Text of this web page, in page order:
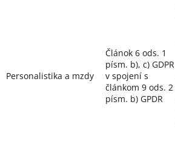
Personalistika a mzdy
Článok 6 ods. 1
písm. b), c) GDPR
v spojení s
článkom 9 ods. 2
písm. b) GPDR